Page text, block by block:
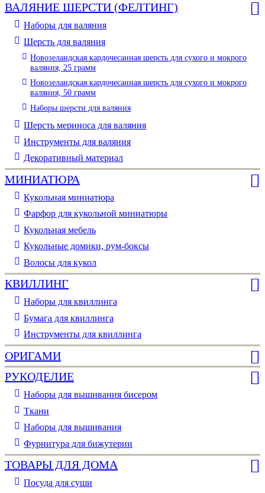
ВАЛЯНИЕ ШЕРСТИ (ФЕЛТИНГ)
Наборы для валяния
Шерсть для валяния
Новозеландская кардочесанная шерсть для сухого и мокрого
валяния, 25 грамм
Новозеландская кардочесанная шерсть для сухого и мокрого
валяния, 50 грамм
Наборы шерсти для валяния
Шерсть мериноса для валяния
Инструменты для валяния
Декоративный материал
МИНИАТЮРА
Кукольная миниатюра
Фарфор для кукольной миниатюры
Кукольная мебель
Кукольные домики, рум-боксы
Волосы для кукол
КВИЛЛИНГ
Наборы для квиллинга
Бумага для квиллинга
Инструменты для квиллинга
ОРИГАМИ
РУКОДЕЛИЕ
Наборы для вышивания бисером
Ткани
Наборы для вышивания
Фурнитура для бижутерии
ТОВАРЫ ДЛЯ ДОМА
Посуда для суши